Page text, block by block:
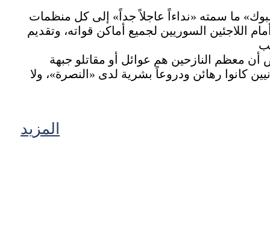
ما سمته «نداءاً عاجلاً جداً» إلى كل منظمات
اللاجئين السوريين لجميع أماكن قواته، وتقديم
معظم النازحين هم عوائل أو مقاتلو جبهة
كانوا رهائن ودروعاً بشرية لدى «النصرة»، ولا
المزيد